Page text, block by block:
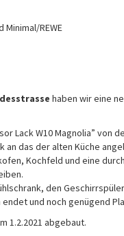
Minimal/REWE
haben wir eine
Lack W10 Magnolia” von
an das der alten Küche
Kochfeld und eine
den
und noch genügend
1.2.2021 abgebaut.